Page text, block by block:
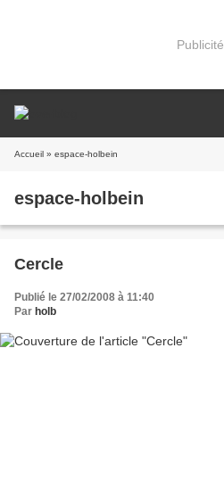
Publicité
Accueil » espace-holbein
espace-holbein
Cercle
Publié le 27/02/2008 à 11:40
Par holb